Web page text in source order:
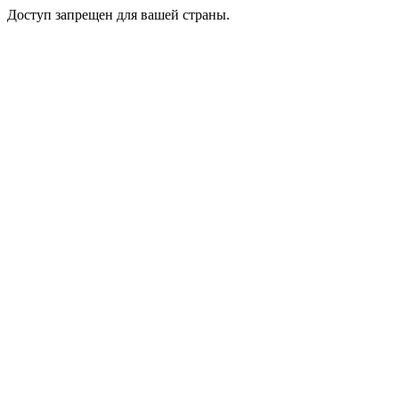
Доступ запрещен для вашей страны.